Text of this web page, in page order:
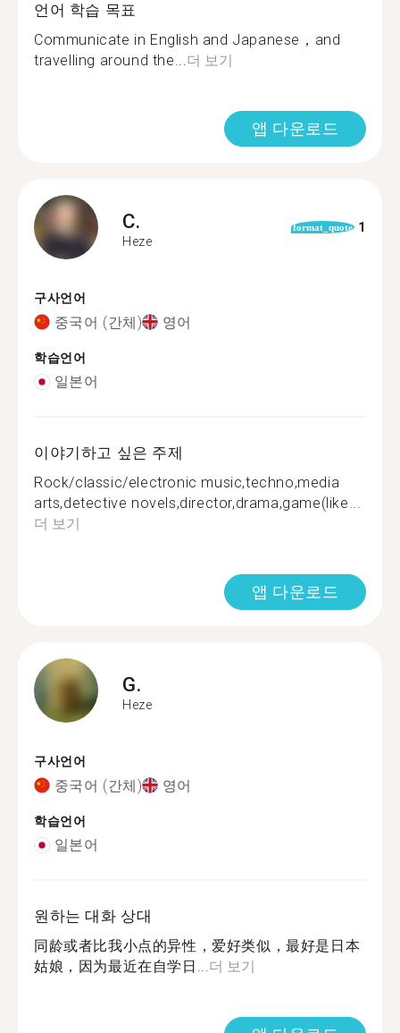
언어 학습 목표
Communicate in English and Japanese，and
travelling around the...더 보기
앱 다운로드
C.
Heze
format_quote 1
구사언어
중국어 (간체) 영어
학습언어
일본어
이야기하고 싶은 주제
Rock/classic/electronic music,techno,media
arts,detective novels,director,drama,game(like...
더 보기
앱 다운로드
G.
Heze
구사언어
중국어 (간체) 영어
학습언어
일본어
원하는 대화 상대
同龄或者比我小点的异性，爱好类似，最好是日本
姑娘，因为最近在自学日...더 보기